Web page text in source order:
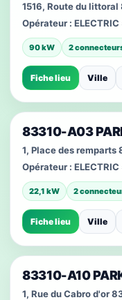
1516, Route du
Opérateur :
90 kW 2
Fiche lieu Ville
83310-A03
1, Place des remparts
Opérateur :
22,1 kW 2
Fiche lieu Ville
83310-A10
1, Rue du Cabro d'or